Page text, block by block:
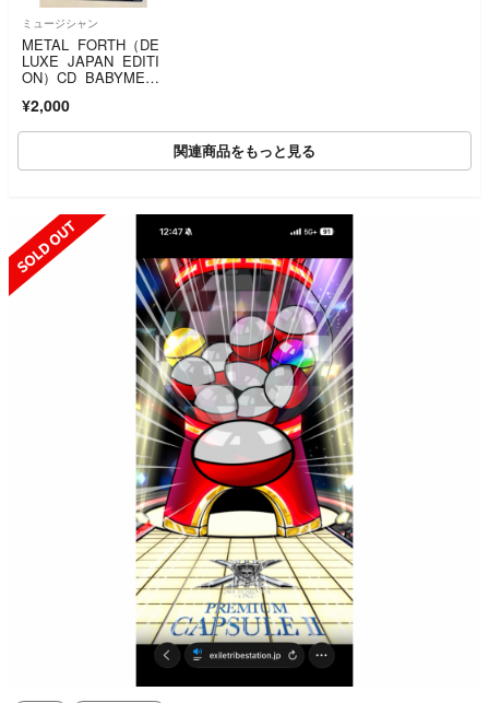
ミュージシャン
METAL FORTH（DE
LUXE JAPAN EDITI
ON）CD BABYMETA
ト
¥2,000
関連商品をもっと見る
SOLD OUT